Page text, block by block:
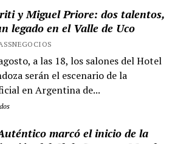
y Miguel Priore: dos talentos,
legado en el Valle de Uco
a las 18, los salones del Hotel
serán el escenario de la
en Argentina de...
marcó el inicio de la